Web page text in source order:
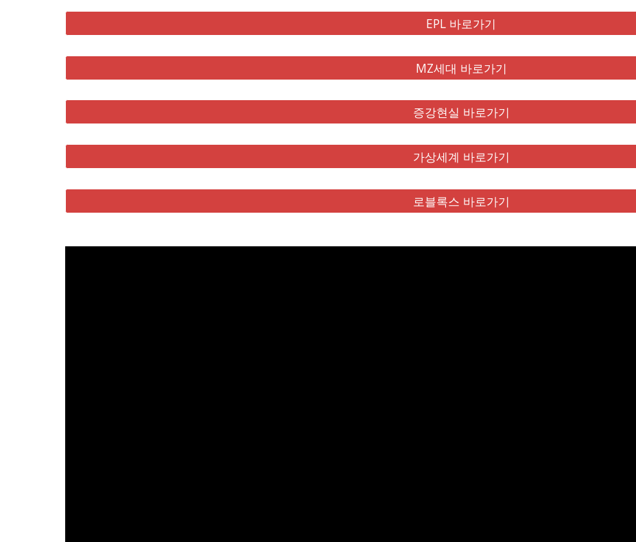
EPL 바로가기
MZ세대 바로가기
증강현실 바로가기
가상세계 바로가기
로블록스 바로가기